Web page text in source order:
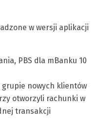
w wersji aplikacji
PBS dla mBanku 10
nowych klientów
otworzyli rachunki w
transakcji